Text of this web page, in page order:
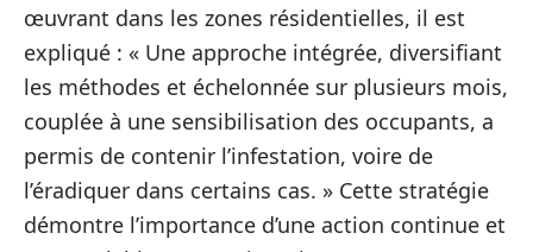
œuvrant dans les zones résidentielles, il est
expliqué : « Une approche intégrée, diversifiant
les méthodes et échelonnée sur plusieurs mois,
couplée à une sensibilisation des occupants, a
permis de contenir l’infestation, voire de
l’éradiquer dans certains cas. » Cette stratégie
démontre l’importance d’une action continue et